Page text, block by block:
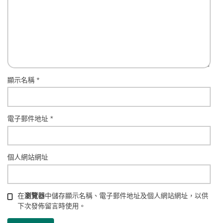
顯示名稱*
電子郵件地址*
個人網站網址
在瀏覽器中儲存顯示名稱、電子郵件地址及個人網站網址，以供
下次發佈留言時使用。